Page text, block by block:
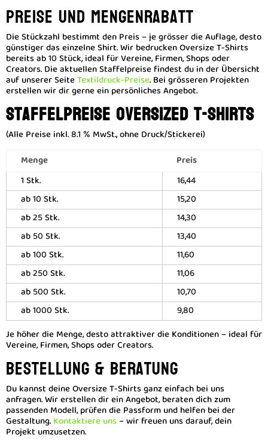
Preise und Mengenrabatt
Die Stückzahl bestimmt den Preis – je grösser die Auflage, desto
günstiger das einzelne Shirt. Wir bedrucken Oversize T-Shirts
bereits ab 10 Stück, ideal für Vereine, Firmen, Shops oder
Creators. Die aktuellen Staffelpreise findest du in der Übersicht
auf unserer SeiteTextildruck-Preise. Bei grösseren Projekten
erstellen wir dir gerne ein persönliches Angebot.
Staffelpreise Oversized T-Shirts
(Alle Preise inkl. 8.1 % MwSt., ohne Druck/Stickerei)
Menge
Preis
1 Stk.
16,44
ab 10 Stk.
15,20
ab 25 Stk.
14,30
ab 50 Stk.
13,40
ab 100 Stk.
11,60
ab 250 Stk.
11,06
ab 500 Stk.
10,70
ab 1000 Stk.
9,80
Je höher die Menge, desto attraktiver die Konditionen – ideal für
Vereine, Firmen, Shops oder Creators.
Bestellung & Beratung
Du kannst deine Oversize T-Shirts ganz einfach bei uns
anfragen. Wir erstellen dir ein Angebot, beraten dich zum
passenden Modell, prüfen die Passform und helfen bei der
Gestaltung.Kontaktiere uns– wir freuen uns darauf, dein
Projekt umzusetzen.